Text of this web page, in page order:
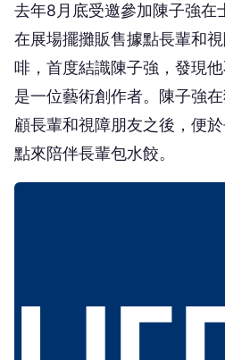
去年8月底受邀參加陳子強在
在展場擺攤販售據點長輩和
啡，首度結識陳子強，發現
是一位藝術創作者。陳子強
顧長輩和視障朋友之後，便
點來陪伴長輩包水餃。